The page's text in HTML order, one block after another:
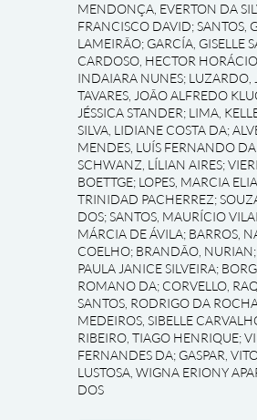
MENDONÇA, EVERTON DA
FRANCISCO DAVID;SANTOS,
LAMEIRÃO; GARCÍA, GISELLE
CARDOSO, HECTOR
INDAIARA NUNES; LUZARDO,
TAVARES, JOÃO ALFREDO
JÉSSICA STANDER; LIMA,
SILVA, LIDIANE COSTA DA;
MENDES, LUÍS FERNANDO DA
SCHWANZ, LÍLIAN AIRES;
BOETTGE; LOPES, MARCIA
TRINIDAD PACHERREZ;
DOS;SANTOS, MAURÍCIO
MÁRCIA DE ÁVILA; BARROS,
COELHO; BRANDÃO, NURIAN;
PAULA JANICE SILVEIRA;
ROMANO DA; CORVELLO,
SANTOS, RODRIGO DA
MEDEIROS, SIBELLE
RIBEIRO, TIAGO HENRIQUE;
FERNANDES DA; GASPAR,
LUSTOSA, WIGNA ERIONY
DOS